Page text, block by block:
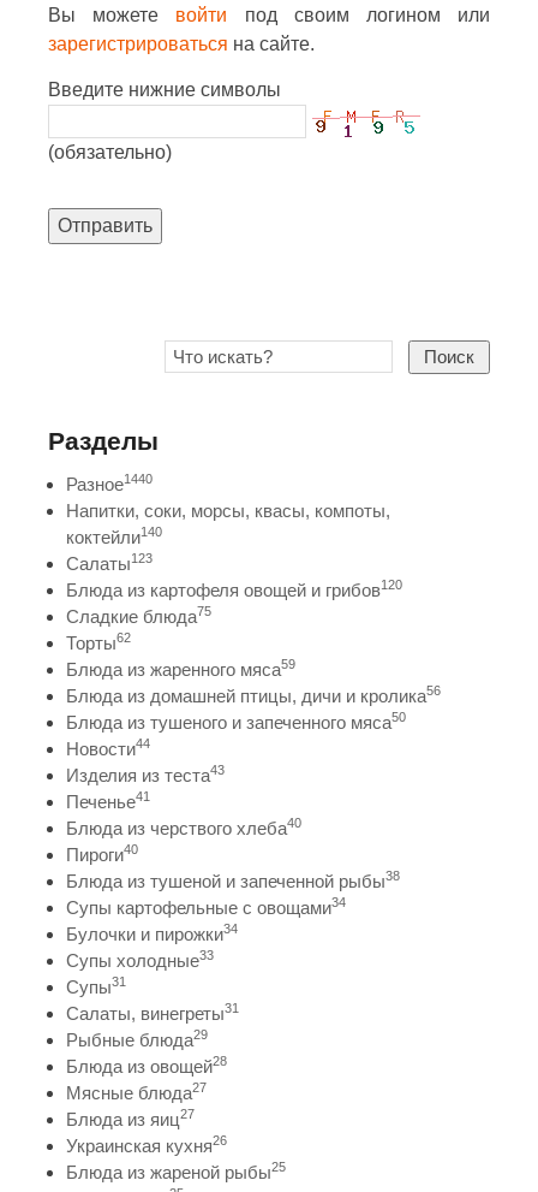
Вы можете войти под своим логином или
зарегистрироваться на сайте.
Введите нижние символы
(обязательно)
Отправить
Поиск
Разделы
Разное1440
Напитки, соки, морсы, квасы, компоты,
коктейли140
Салаты123
Блюда из картофеля овощей и грибов120
Сладкие блюда75
Торты62
Блюда из жаренного мяса59
Блюда из домашней птицы, дичи и кролика56
Блюда из тушеного и запеченного мяса50
Новости44
Изделия из теста43
Печенье41
Блюда из черствого хлеба40
Пироги40
Блюда из тушеной и запеченной рыбы38
Супы картофельные с овощами34
Булочки и пирожки34
Супы холодные33
Супы31
Салаты, винегреты31
Рыбные блюда29
Блюда из овощей28
Мясные блюда27
Блюда из яиц27
Украинская кухня26
Блюда из жареной рыбы25